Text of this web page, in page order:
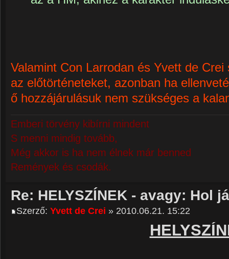
Valamint Con Larrodan és Yvett de
az előtörténeteket, azonban ha
ő hozzájárulásuk nem szükséges a
Emberi törvény kibírni mindent
S menni mindig tovább,
Még akkor is ha nem élnek már benned
Remények és csodák.
Re: HELYSZÍNEK - avagy: Hol
Szerző: Yvett de Crei » 2010.06.21. 15:22